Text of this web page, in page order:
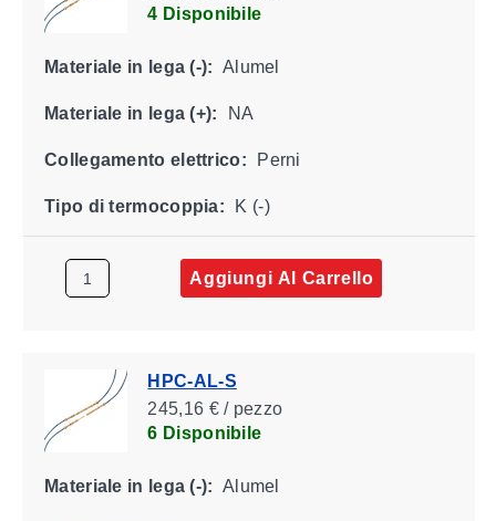
4 Disponibile
Materiale in lega (-): Alumel
Materiale in lega (+): NA
Collegamento elettrico: Perni
Tipo di termocoppia: K (-)
Aggiungi Al Carrello
HPC-AL-S
245,16 € / pezzo
6 Disponibile
Materiale in lega (-): Alumel